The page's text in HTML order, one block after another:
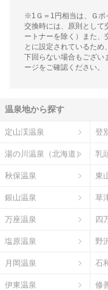
※1Ｇ＝1円相当は、Ｇポ
交換時には、原則として
ートナーを除く）また、
とに設定されているた
下回らない場合もござい
ージをご確認ください。
温泉地から探す
定山渓温泉 登
湯の川温泉（北海道） 乳
秋保温泉 東
銀山温泉 草
万座温泉 四
塩原温泉 野
月岡温泉 石
伊東温泉 修